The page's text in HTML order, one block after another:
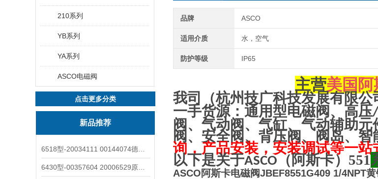
210系列
YB系列
YA系列
ASCO电磁阀
点击更多分类
新品推荐
品牌 ASCO
适用介质 水，空气
防护等级 IP65
主营美国阿
我司（杭州技广科技发展有限
一手货源：通用型电磁阀、高压/
阀、气动阀、气缸、气动辅助
阀、安全阀、背压阀、阀岛、
询，产品安装，安装调试等一站
以下是关于ASCO（阿斯卡）551
ASCO阿斯卡电磁阀JBEF8551G409 1/4NPT黄